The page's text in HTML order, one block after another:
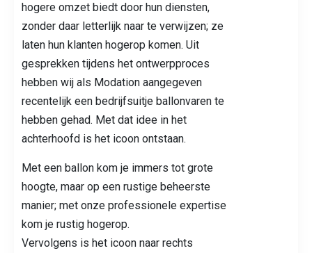
hogere omzet biedt door hun diensten,
zonder daar letterlijk naar te verwijzen; ze
laten hun klanten hogerop komen. Uit
gesprekken tijdens het ontwerpproces
hebben wij als Modation aangegeven
recentelijk een bedrijfsuitje ballonvaren te
hebben gehad. Met dat idee in het
achterhoofd is het icoon ontstaan.
Met een ballon kom je immers tot grote
hoogte, maar op een rustige beheerste
manier; met onze professionele expertise
kom je rustig hogerop.
Vervolgens is het icoon naar rechts